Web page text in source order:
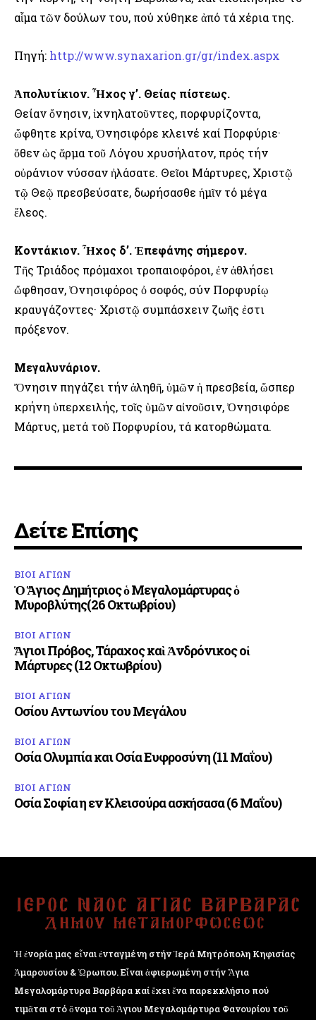
αἷμα τῶν δούλων του, πού χύθηκε ἀπό τά χέρια της.
Πηγή: http://www.synaxarion.gr/gr/index.aspx
Ἀπολυτίκιον. Ἦχος γ’. Θείας πίστεως.
Θείαν ὄνησιν, ἰχνηλατοῦντες, πορφυρίζοντα,
ὤφθητε κρίνα, Ὀνησιφόρε κλεινέ καί Πορφύριε·
ὅθεν ὡς ἅρμα τοῦ Λόγου χρυσήλατον, πρός τήν
οὐράνιον νύσσαν ἠλάσατε. Θεῖοι Μάρτυρες, Χριστῷ
τῷ Θεῷ πρεσβεύσατε, δωρήσασθε ἡμῖν τό μέγα
ἔλεος.
Κοντάκιον. Ἦχος δ’. Ἐπεφάνης σήμερον.
Τῆς Τριάδος πρόμαχοι τροπαιοφόροι, ἐν ἀθλήσει
ὤφθησαν, Ὀνησιφόρος ὀ σοφός, σύν Πορφυρίῳ
κραυγάζοντες· Χριστῷ συμπάσχειν ζωῆς ἐστι
πρόξενον.
Μεγαλυνάριον.
Ὄνησιν πηγάζει τήν ἀληθῆ, ὑμῶν ἡ πρεσβεία, ὥσπερ
κρήνη ὑπερχειλής, τοῖς ὑμῶν αἰνοῦσιν, Ὀνησιφόρε
Μάρτυς, μετά τοῦ Πορφυρίου, τά κατορθώματα.
Δείτε Επίσης
ΒΙΟΙ ΑΓΙΩΝ
Ὁ Ἅγιος Δημήτριος ὁ Μεγαλομάρτυρας ὁ
Μυροβλύτης(26 Οκτωβρίου)
ΒΙΟΙ ΑΓΙΩΝ
Ἅγιοι Πρόβος, Τάραχος καὶ Ἀνδρόνικος οἱ
Μάρτυρες (12 Οκτωβρίου)
ΒΙΟΙ ΑΓΙΩΝ
Οσίου Αντωνίου του Μεγάλου
ΒΙΟΙ ΑΓΙΩΝ
Οσία Ολυμπία και Οσία Ευφροσύνη (11 Μαΐου)
ΒΙΟΙ ΑΓΙΩΝ
Οσία Σοφία η εν Κλεισούρα ασκήσασα (6 Μαΐου)
Ἡ ἐνορία μας εἶναι ἐνταγμένη στήν Ἱερά Μητρόπολη Κηφισίας
Ἁμαρουσίου & Ὠρωπου. Εἶναι ἀφιερωμένη στήν Ἅγια
Μεγαλομάρτυρα Βαρβάρα καί ἔχει ἕνα παρεκκλήσιο πού
τιμᾶται στό ὄνομα τοῦ Ἁγιου Μεγαλομάρτυρα Φανουρίου τοῦ